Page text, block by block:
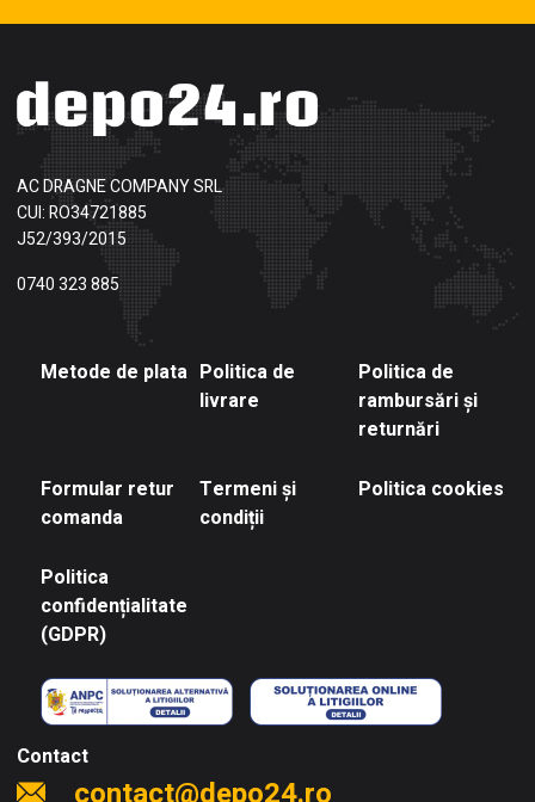
AC DRAGNE COMPANY SRL
CUI: RO34721885
J52/393/2015
0740 323 885
Metode de plata Politica de
livrare
Politica de
rambursări și
returnări
Formular retur
comanda
Termeni și
condiții
Politica cookies
Politica
confidențialitate
(GDPR)
Contact